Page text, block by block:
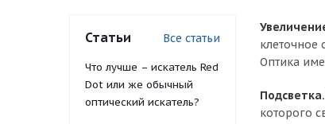
клеточное
Оптика
Подсветка.
которого
Статьи Все статьи
Что лучше – искатель Red
Dot или же обычный
оптический искатель?